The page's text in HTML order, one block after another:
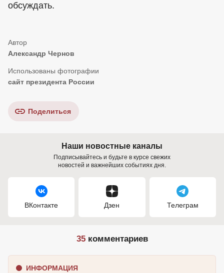
обсуждать.
Александр Чернов
сайт президента России
Поделиться
Наши новостные каналы
Подписывайтесь и будьте в курсе свежих
новостей и важнейших событиях дня.
ВКонтакте Дзен Телеграм
35комментариев
ИНФОРМАЦИЯ